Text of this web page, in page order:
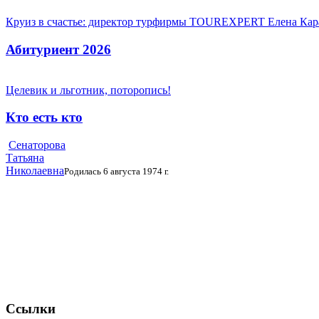
Круиз в счастье: директор турфирмы TOUREXPERT Елена
Абитуриент 2026
Целевик и льготник, поторопись!
Кто есть кто
Сенаторова
Татьяна
НиколаевнаРодилась 6 августа 1974 г.
Ссылки